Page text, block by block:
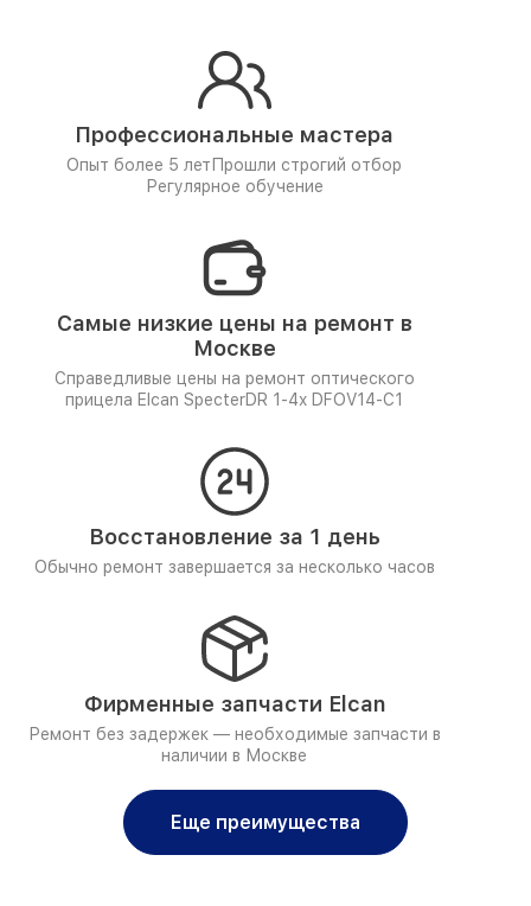
Профессиональные мастера
Опыт более 5 лет Прошли строгий отбор
Регулярное обучение
Самые низкие цены на ремонт в
Москве
Справедливые цены на ремонт оптического
прицела Elcan SpecterDR 1-4x DFOV14-C1
Восстановление за 1 день
Обычно ремонт завершается за несколько часов
Фирменные запчасти Elcan
Ремонт без задержек — необходимые запчасти в
наличии в Москве
Еще преимущества